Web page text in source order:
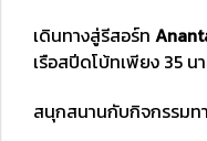
เดินทางสู่รีสอร์ท
เรือสปีดโบ้ทเพียง 35 น
สนุกสนานกับกิจกรรมท